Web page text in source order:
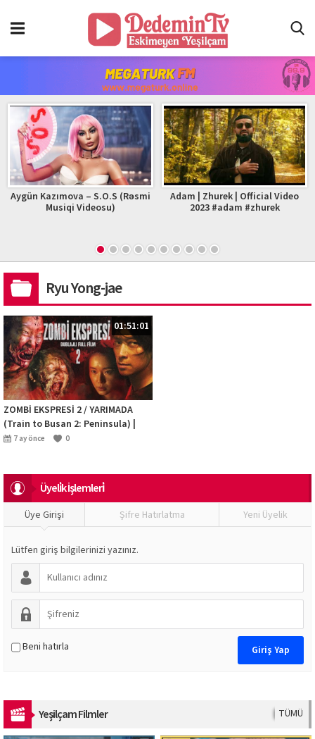
Aygün Kazımova – S.O.S (Rəsmi
Musiqi Videosu)
Adam | Zhurek | Official Video
2023 #adam #zhurek
Ryu Yong-jae
01:51:01
ZOMBİ EKSPRESİ 2 / YARIMADA
(Train to Busan 2: Peninsula) |
Türkçe Dublajlı Full Korku Film
7 ay önce 0
Üyeli̇k İşlemleri̇
Üye Girişi Şifre Hatırlatma Yeni Üyelik
Lütfen giriş bilgilerinizi yazınız.
Beni hatırla
Yeşilçam Filmler TÜMÜ